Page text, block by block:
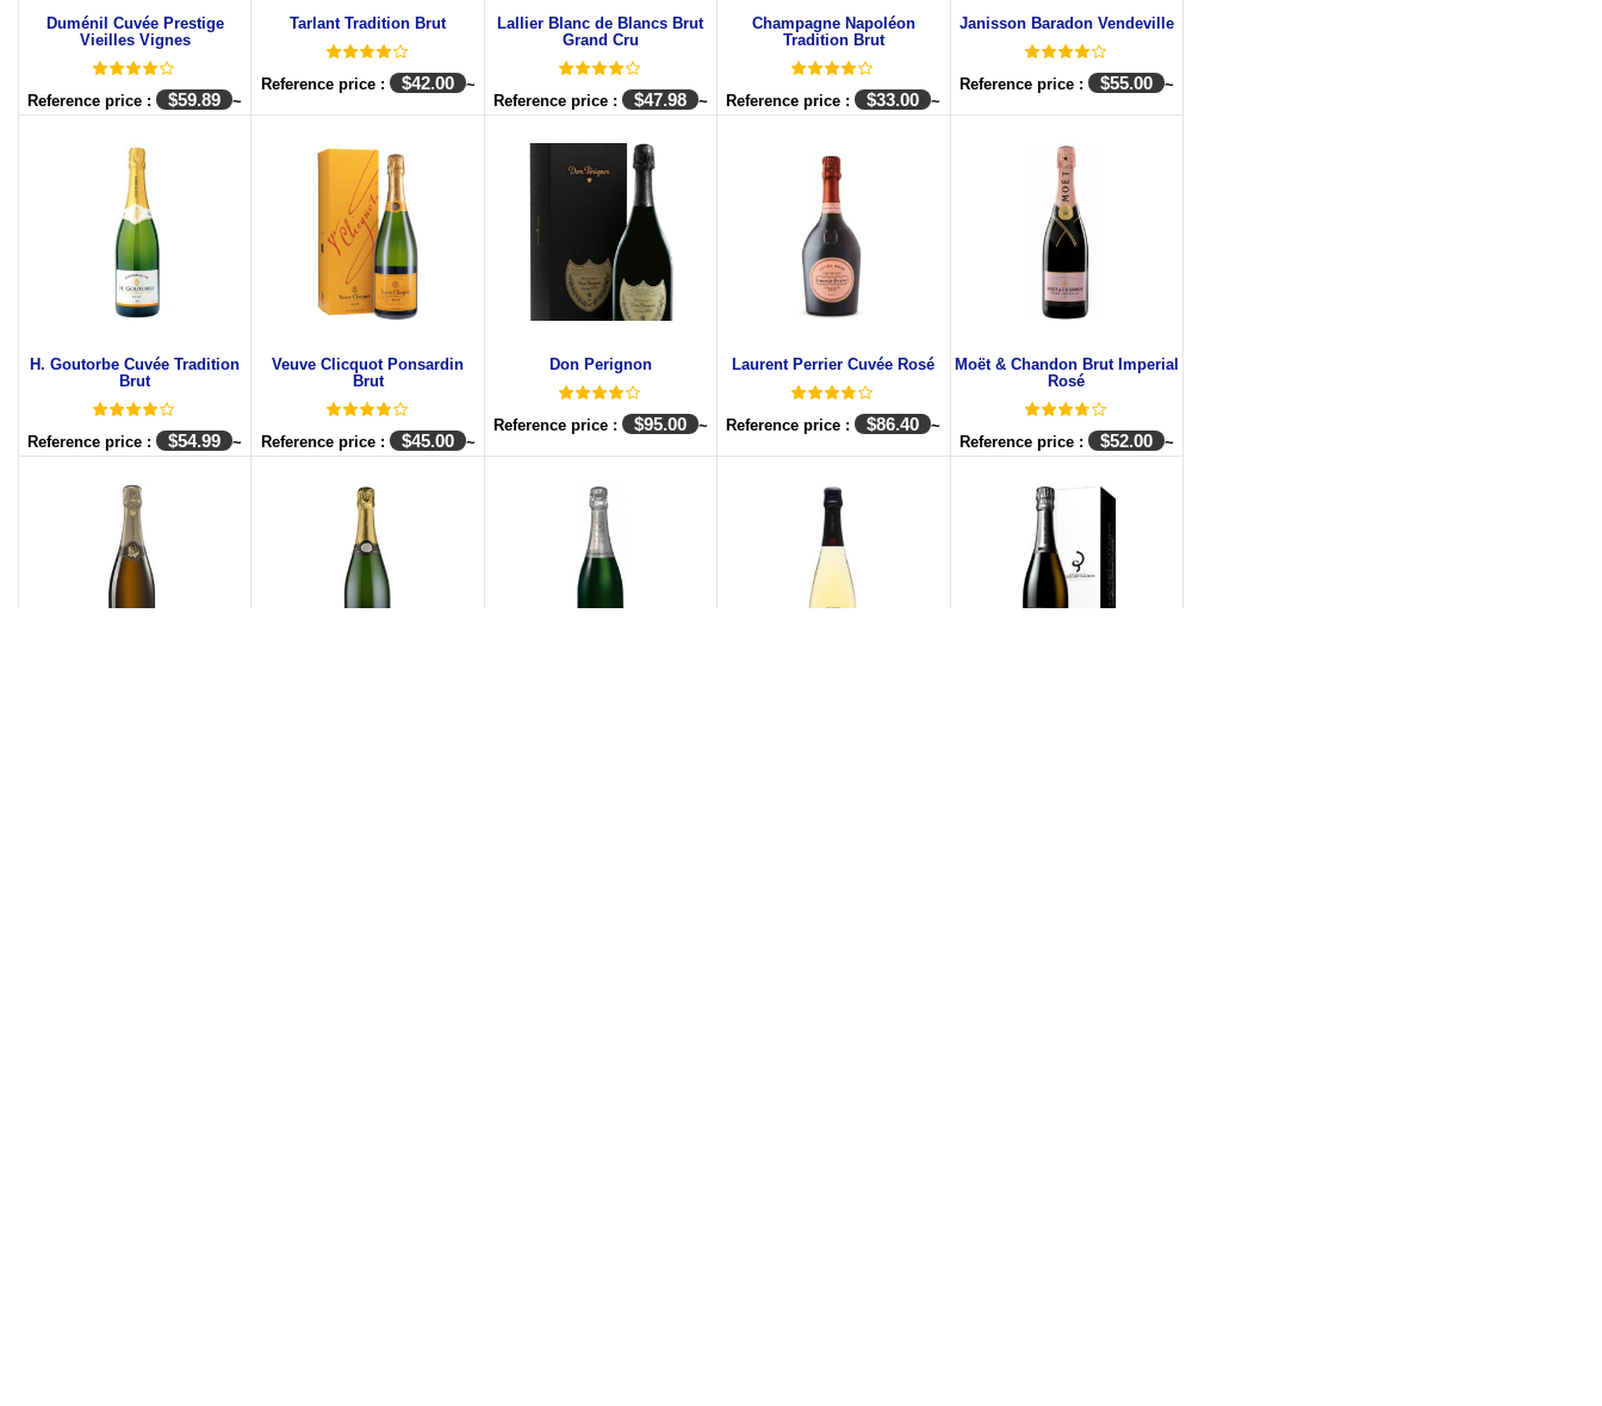
Duménil Cuvée Prestige
Vieilles Vignes
Reference price : $59.89 ~
Tarlant Tradition Brut
Reference price : $42.00 ~
Lallier Blanc de Blancs Brut
Grand Cru
Reference price : $47.98 ~
Champagne Napoléon
Tradition Brut
Reference price : $33.00 ~
Janisson Baradon Vendeville
Reference price : $55.00 ~
H. Goutorbe Cuvée Tradition
Brut
Reference price : $54.99 ~
Veuve Clicquot Ponsardin
Brut
Reference price : $45.00 ~
Don Perignon
Reference price : $95.00 ~
Laurent Perrier Cuvée Rosé
Reference price : $86.40 ~
Moët & Chandon Brut Imperial
Rosé
Reference price : $52.00 ~